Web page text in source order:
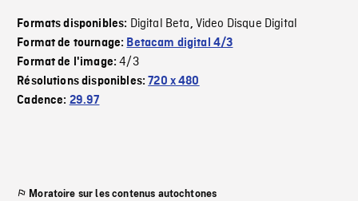
Formats disponibles: Digital Beta, Video Disque Digital
Format de tournage: Betacam digital 4/3
Format de l'image:4/3
Résolutions disponibles:720 x 480
Cadence: 29.97
Moratoire sur les contenus autochtones